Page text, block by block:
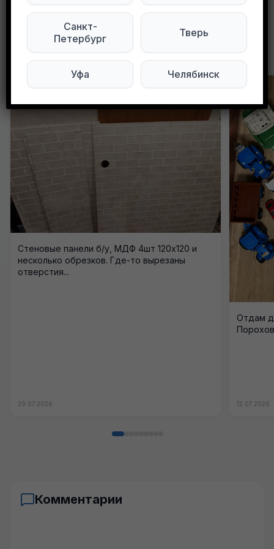
Другие объявления в этом городе
Стеновые панели б/у, МДФ 4шт 120х120 и
несколько обрезков. Где-то вырезаны
отверстия...
29.07.2026
Отдам
12.07.2026
Комментарии
Санкт-
Петербург
Тверь
Уфа Челябинск